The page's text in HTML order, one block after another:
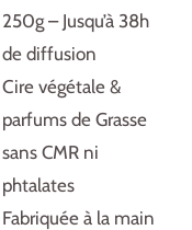
250g – Jusqu’à 38h
de diffusion
Cire végétale &
parfums de Grasse
sans CMR ni
phtalates
Fabriquée à la main